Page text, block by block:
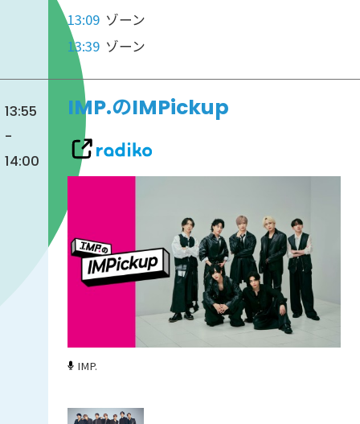
13:09 ゾーン
13:39 ゾーン
13:55
-
14:00
IMP.のIMPickup
IMP.